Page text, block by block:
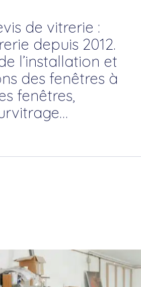
de vitrerie :
depuis 2012.
l’installation et
des fenêtres à
fenêtres,